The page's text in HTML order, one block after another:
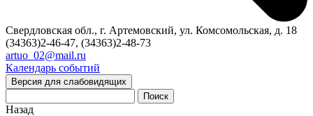
Свердловская обл., г. Артемовский, ул. Комсомольская, д. 18
(34363)2-46-47, (34363)2-48-73
artuo_02@mail.ru
Календарь событий
Версия для слабовидящих
Поиск
Назад